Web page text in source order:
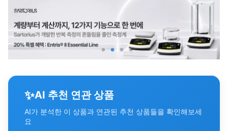
✨AI 추천 연관 상품
AI가 분석한 이 상품과 연관된 추천 상품들을 확인해보세
요